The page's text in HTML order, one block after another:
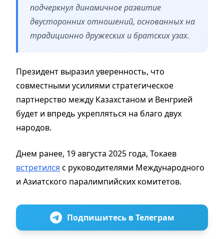
подчеркнул динамичное развитие
двусторонних отношений, основанных на
традиционно дружеских и братских узах.
Президент выразил уверенность, что
совместными усилиями стратегическое
партнерство между Казахстаном и Венгрией
будет и впредь укрепляться на благо двух
народов.
Днем ранее, 19 августа 2025 года, Токаев
встретился с руководителями Международного
и Азиатского паралимпийских комитетов.
Подпишитесь в Телеграм